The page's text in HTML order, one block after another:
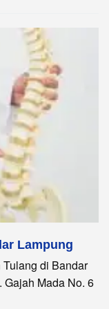
Lampung
di Bandar
Gajah Mada No. 6